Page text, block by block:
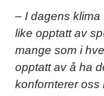
– I dagens klima
like opptatt av
mange som i
opptatt av å ha
konfornterer oss